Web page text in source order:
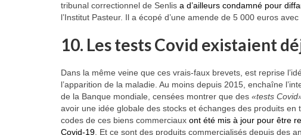
tribunal correctionnel de Senlis a d’ailleurs condamné pour
l’Institut Pasteur. Il a écopé d’une amende de 5 000 euros
10. Les tests Covid existaient
Dans la même veine que ces vrais-faux brevets, est reprise
l’apparition de la maladie. Au moins depuis 2015, enchaîne
de la Banque mondiale, censées montrer que des «tests
avoir une idée globale des stocks et échanges des produits
codes de ces biens commerciaux ont été mis à jour pour être
Covid-19. Et ce sont des produits commercialisés depuis des